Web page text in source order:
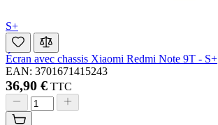
S+
Écran avec chassis Xiaomi Redmi Note 9T - S+
EAN: 3701671415243
36,90 € TTC